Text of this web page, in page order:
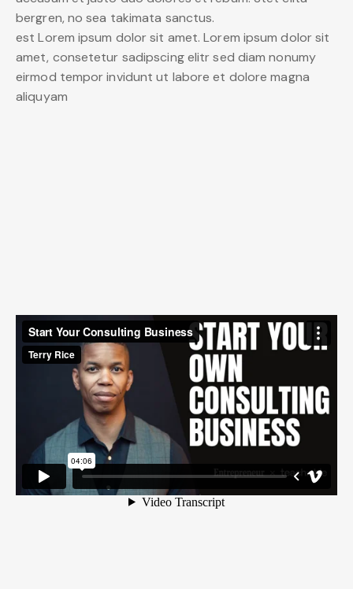
bergren, no sea takimata sanctus.
est Lorem ipsum dolor sit amet. Lorem ipsum dolor sit
amet, consetetur sadipscing elitr sed diam nonumy
eirmod tempor invidunt ut labore et dolore magna
aliquyam